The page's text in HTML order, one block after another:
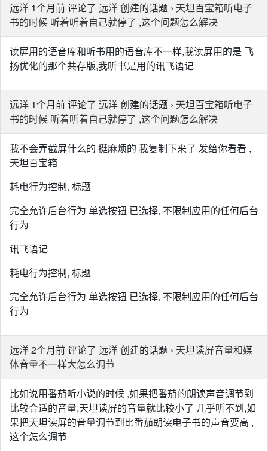
远洋 1个月前 评论了 远洋创建的话题 › 天坦百宝箱听电子
书的时候 听着听着自己就停了 ,这个问题怎么解决
读屏用的语音库和听书用的语音库不一样,我读屏用的是 飞
扬优化的那个共存版,我听书是用的讯飞语记
远洋 1个月前 评论了 远洋创建的话题 › 天坦百宝箱听电子
书的时候 听着听着自己就停了 ,这个问题怎么解决
我不会弄截屏什么的 挺麻烦的 我复制下来了 发给你看看 ,
天坦百宝箱
耗电行为控制, 标题
完全允许后台行为 单选按钮 已选择, 不限制应用的任何后台
行为
讯飞语记
耗电行为控制, 标题
完全允许后台行为 单选按钮 已选择, 不限制应用的任何后台
行为
远洋2个月前 评论了 远洋创建的话题 › 天坦读屏音量和媒
体音量不一样大怎么调节
比如说用番茄听小说的时候 ,如果把番茄的朗读声音调节到
比较合适的音量,天坦读屏的音量就比较小了 几乎听不到,如
果把天坦读屏的音量调节到比番茄朗读电子书的声音要高 ,
这个怎么调节